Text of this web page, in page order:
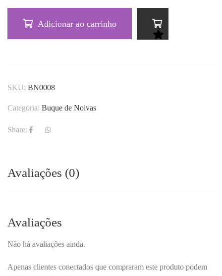
Adicionar ao carrinho
SKU: BN0008
Categoria: Buque de Noivas
Share:
Avaliações (0)
Avaliações
Não há avaliações ainda.
Apenas clientes conectados que compraram este produto podem